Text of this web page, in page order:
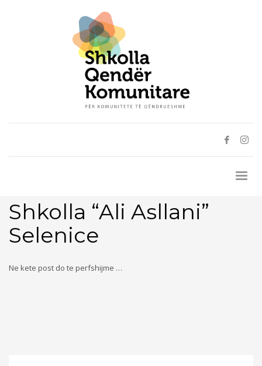
Shkolla “Ali Asllani”
Selenice
Ne kete post do te perfshijme …